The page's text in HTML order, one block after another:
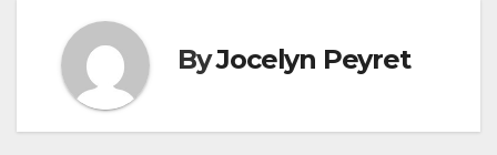
ByJocelyn Peyret